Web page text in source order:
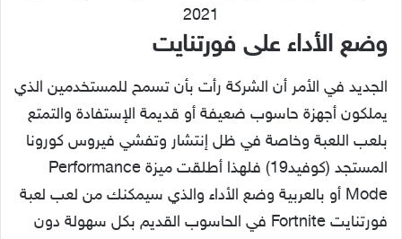
2021
وضع الأداء على فورتنايت
الجديد في الأمر أن الشركة رأت بأن تسمح للمستخدمين الذي
يملكون أجهزة حاسوب ضعيفة أو قديمة الإستفادة والتمتع
بلعب اللعبة وخاصة في ظل إنتشار وتفشي فيروس كورونا
المستجد (كوفيد19) فلهذا أطلقت ميزة Performance
Mode أو بالعربية وضع الأداء والذي سيمكنك من لعب لعبة
فورتنايت Fortnite في الحاسوب القديم بكل سهولة دون